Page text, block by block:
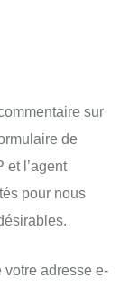
sur
de
et l’agent
pour nous
votre adresse e-